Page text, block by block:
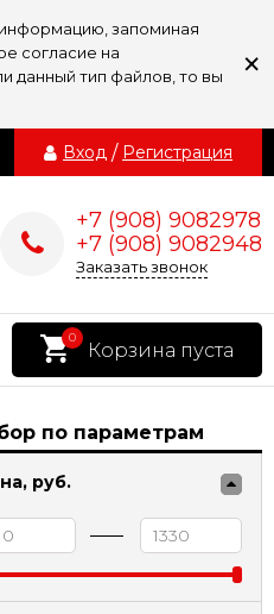
запоминая
согласие на
данный тип файлов, то вы
×
Вход / Регистрация
+7 (908) 9082978
+7 (908) 9082948
Заказать звонок
Корзина пуста
0
по параметрам
руб.